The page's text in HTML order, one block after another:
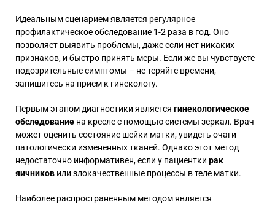
Идеальным сценарием является регулярное
профилактическое обследование 1-2 раза в год. Оно
позволяет выявить проблемы, даже если нет никаких
признаков, и быстро принять меры. Если же вы чувствуете
подозрительные симптомы – не теряйте времени,
запишитесь на прием к гинекологу.
Первым этапом диагностики является гинекологическое
обследование на кресле с помощью системы зеркал. Врач
может оценить состояние шейки матки, увидеть очаги
патологически измененных тканей. Однако этот метод
недостаточно информативен, если у пациентки рак
яичников или злокачественные процессы в теле матки.
Наиболее распространенным методом является